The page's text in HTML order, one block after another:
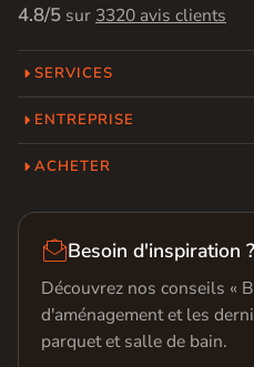
4.8/5 sur 3320 avis clients
SERVICES
ENTREPRISE
ACHETER
Besoin d'inspiration ?
Découvrez nos conseils «
d'aménagement et les
parquet et salle de bain.